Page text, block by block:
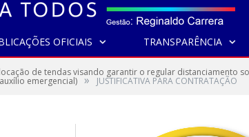
OFICIAIS TRANSPARÊNCIA
locação de tendas visando garantir o regular distanciamento
emergencial) » JUSTIFICATIVA PARA CONTRATAÇÃO